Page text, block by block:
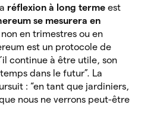
réflexion à long terme est
se mesurera en
en trimestres ou en
est un protocole de
continue à être utile, son
dans le futur”. La
: “en tant que jardiniers,
nous ne verrons peut-être